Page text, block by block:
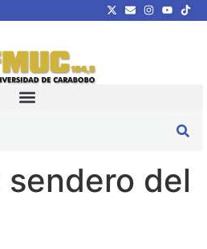
sendero del